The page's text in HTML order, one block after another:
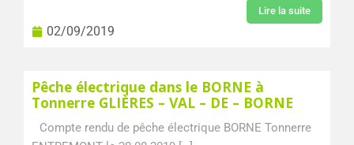
Lire la suite
02/09/2019
Pêche électrique dans le BORNE à
Tonnerre GLIÈRES – VAL – DE – BORNE
Compte rendu de pêche électrique BORNE Tonnerre